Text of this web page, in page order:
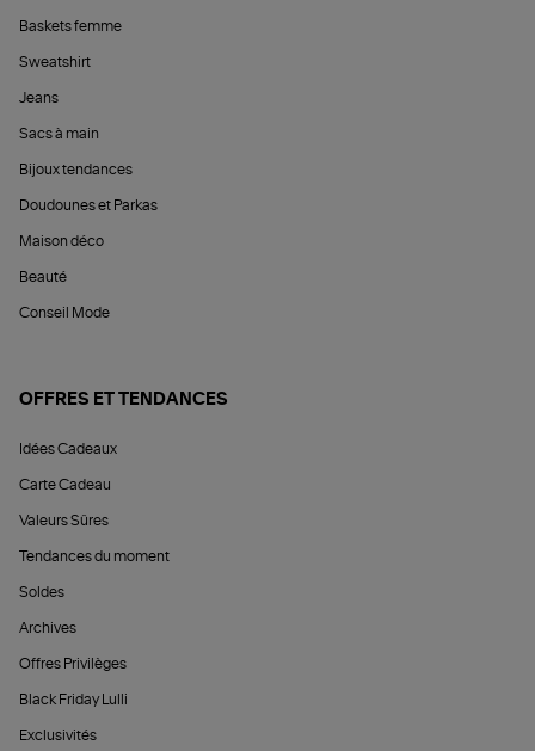
Baskets femme
Sweatshirt
Jeans
Sacs à main
Bijoux tendances
Doudounes et Parkas
Maison déco
Beauté
Conseil Mode
OFFRES ET TENDANCES
Idées Cadeaux
Carte Cadeau
Valeurs Sûres
Tendances du moment
Soldes
Archives
Offres Privilèges
Black Friday Lulli
Exclusivités